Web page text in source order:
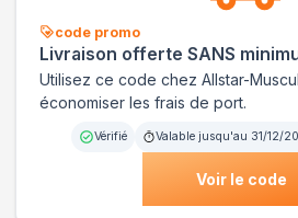
code promo
Livraison offerte SANS
Utilisez ce code chez Allstar-
économiser les frais de port.
Vérifié Valable jusqu'au 31/12/
Voir le code